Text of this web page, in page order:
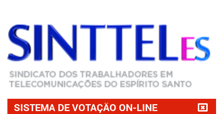
SISTEMA DE VOTAÇÃO ON-LINE